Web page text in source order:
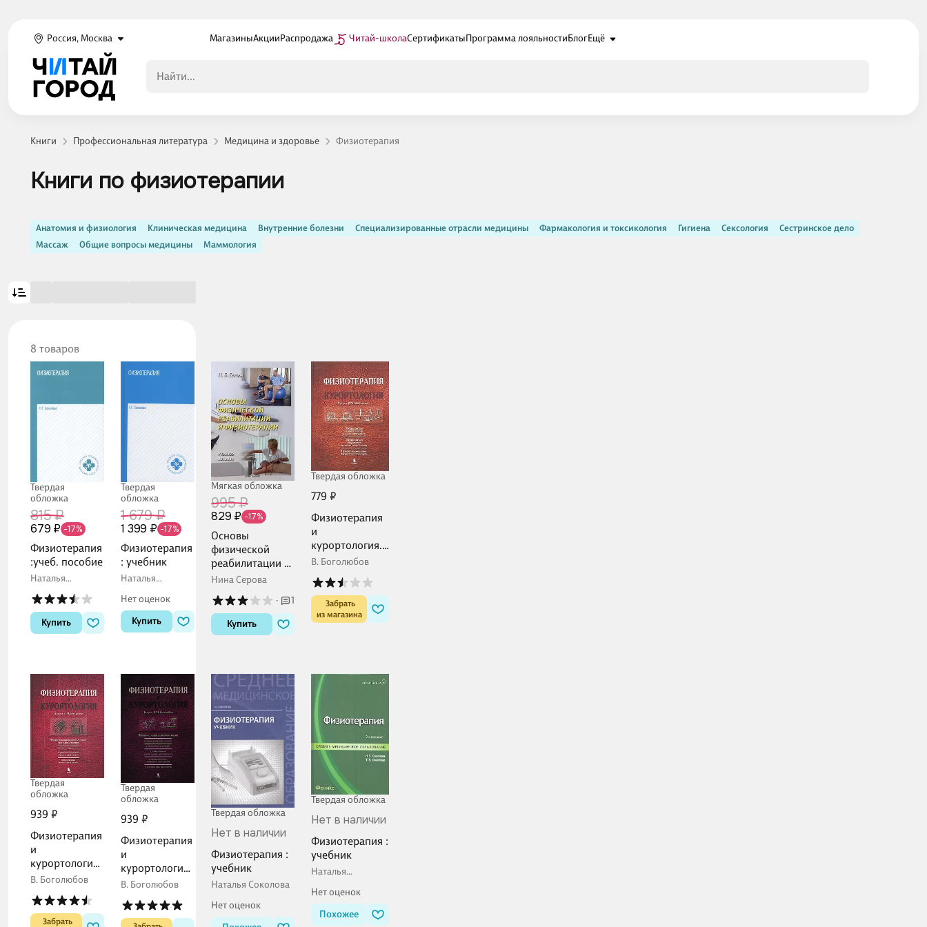
Россия, Москва МагазиныАкцииРаспродажа Читай-школаСертификатыПрограмма лояльностиБлогЕщё
Книги Профессиональная литература Медицина и здоровье Физиотерапия
Книги по физиотерапии
Анатомия и физиология Клиническая медицина Внутренние болезни Специализированные отрасли медицины Фармакология и токсикология Гигиена Сексология
Сестринское дело
Массаж
Общие вопросы медицины Маммология
8 товаров
Твердая
обложка
815 ₽
679 ₽ -17%
Физиотерапия
:учеб. пособие
Наталья
Купить
Твердая
обложка
1 679 ₽
1 399 ₽ -17%
Физиотерапия
: учебник
Наталья
Нет оценок
Купить
Мягкая обложка
995 ₽
829 ₽ -17%
Основы
физической
реабилитации и
физиотерапии.
пособие
Нина Серова
·
1
Купить
Твердая обложка
779 ₽
Физиотерапия
и
курортология.
Книга I
В. Боголюбов
Забрать
из магазина
Твердая
обложка
939 ₽
Физиотерапия
и
курортология.
Книга II
В. Боголюбов
Забрать
Твердая
обложка
939 ₽
Физиотерапия
и
курортология.
Книга III
В. Боголюбов
Твердая обложка
Нет в наличии
Физиотерапия :
учебник
Наталья Соколова
Нет оценок
Твердая обложка
Нет в наличии
Физиотерапия :
учебник
Наталья
Нет оценок
Похожее